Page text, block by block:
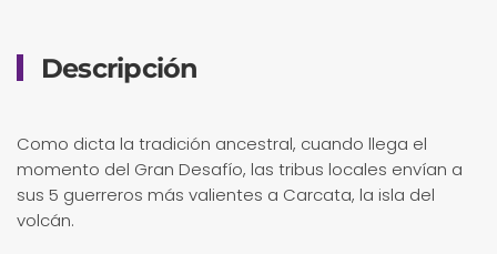
Descripción
Como dicta la tradición ancestral, cuando llega el
momento del Gran Desafío, las tribus locales envían a
sus 5 guerreros más valientes a Carcata, la isla del
volcán.